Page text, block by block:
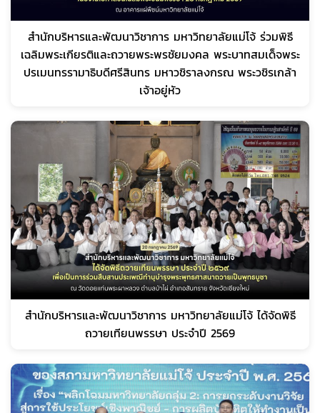
สำนักบริหารและพัฒนาวิชาการ มหาวิทยาลัยแม่โจ้ ร่วมพิธี
เฉลิมพระเกียรติและถวายพระพรชัยมงคล พระบาทสมเด็จพระ
ปรเมนทรรามาธิบดีศรีสินทร มหาวชิราลงกรณ พระวชิรเกล้า
เจ้าอยู่หัว
สำนักบริหารและพัฒนาวิชาการ มหาวิทยาลัยแม่โจ้ ได้จัดพิธี
ถวายเทียนพรรษา ประจำปี 2569